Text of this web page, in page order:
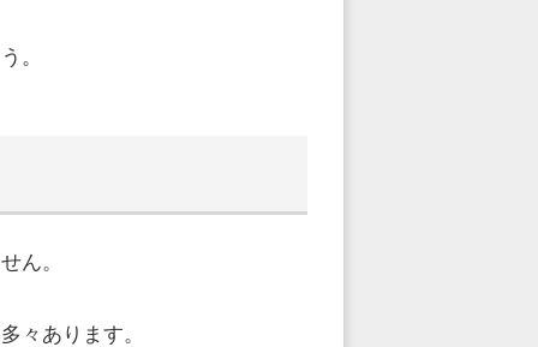
。
ん。
々あります。